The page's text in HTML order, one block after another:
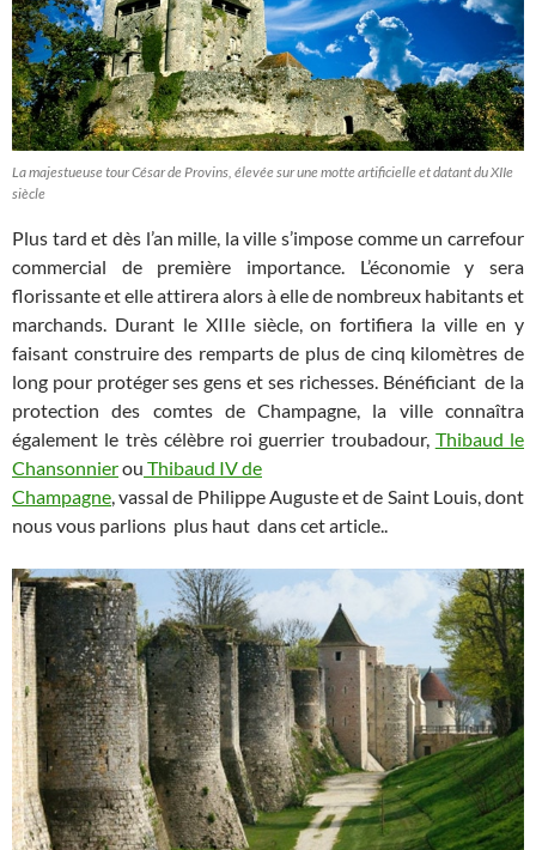
La majestueuse tour César de Provins, élevée sur une motte artificielle et datant du XIIe
siècle
Plus tard et dès l’an mille, la ville s’impose comme un carrefour
commercial de première importance. L’économie y sera
florissante et elle attirera alors à elle de nombreux habitants et
marchands. Durant le XIIIe siècle, on fortifiera la ville en y
faisant construire des remparts de plus de cinq kilomètres de
long pour protéger ses gens et ses richesses. Bénéficiant de la
protection des comtes de Champagne, la ville connaîtra
également le très célèbre roi guerrier troubadour, Thibaud le
Chansonnierou Thibaud IV de
Champagne , vassal de Philippe Auguste et de Saint Louis, dont
nous vous parlions plus haut dans cet article..